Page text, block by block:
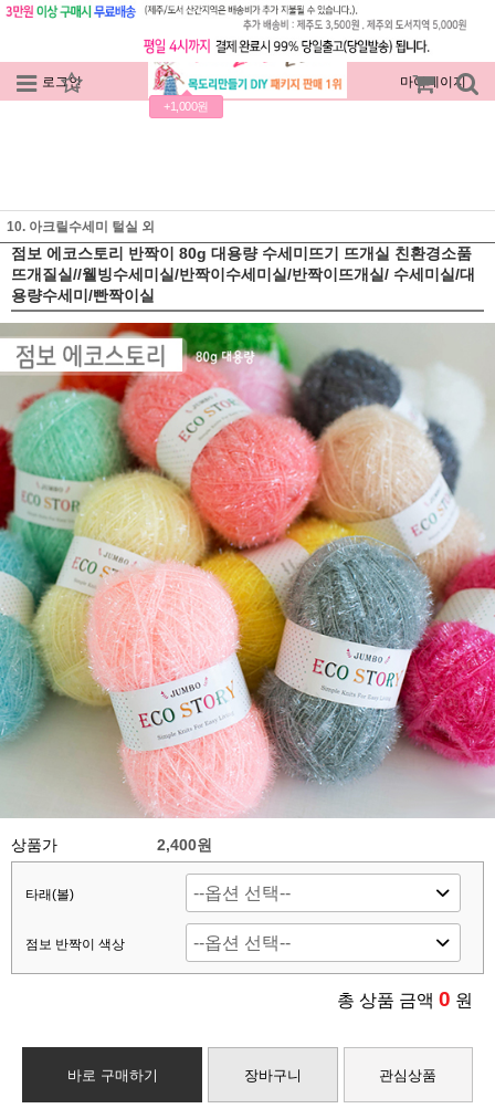
로그인 회원가입
+1,000원
주문조회 마이페이지
10. 아크릴수세미 털실 외
점보 에코스토리 반짝이 80g 대용량 수세미뜨기 뜨개실 친환경소품
뜨개질실//웰빙수세미실/반짝이수세미실/반짝이뜨개실/ 수세미실/대
용량수세미/빤짝이실
상품가 2,400원
타래(볼)
점보 반짝이 색상
총 상품 금액 0 원
바로 구매하기 장바구니 관심상품